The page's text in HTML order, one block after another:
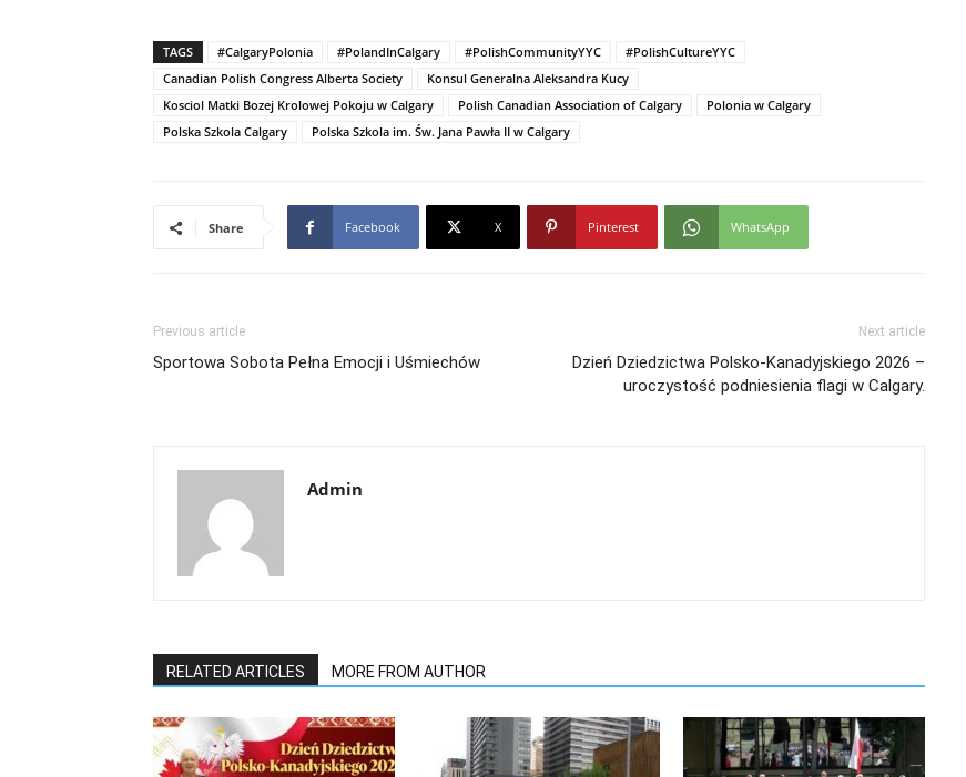
TAGS #CalgaryPolonia #PolandInCalgary #PolishCommunityYYC
#PolishCultureYYC
Canadian Polish Congress Alberta Society
Konsul Generalna Aleksandra Kucy
Kosciol Matki Bozej Krolowej Pokoju w Calgary
Polish Canadian Association of Calgary
Polonia w Calgary
Polska Szkola Calgary
Polska Szkola im. Św. Jana Pawła II w Calgary
Share Facebook X Pinterest WhatsApp
Previous article
Sportowa Sobota Pełna Emocji i Uśmiechów
Next article
Dzień Dziedzictwa Polsko-Kanadyjskiego 2026 –
uroczystość podniesienia flagi w Calgary.
Admin
RELATED ARTICLES MORE FROM AUTHOR